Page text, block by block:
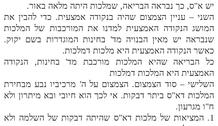
בית שער הכוונות
שידור חי
הזמן סט תע"ס
הזמן סט תלמוד עשר הספירות
ספרים להורדה
מנוע חיפוש בספרים
יש א"ס, כך נבראה הבריאה, שמלכות היתה מלאה באור.
השני – עניין הצמצום שהיה בנקודה אמצעית. כדי להבין את
המושג הנקודה האמצעית למדנו את המורכבות של המלכות
שנבראה יש מאין הבנויה מד' בחינות המוגדרות בשם יקוק.
כאשר הנקודה האמצעית היא מלכות דמלכות.
כל הבריאה שהיא המלכות מורכבת מד' בחינות, הנקודה
האמצעית היא המלכות דמלכות
השלישי – סוד הצמצום. הצמצום על ה' מרכיביו נבע מבחירת
המלכות דא"ס ביתר דבקות. אי לכך הוא חיובי ובא מיתרון ולא
ח"ו מגרעון.
1. המציאות של מלכות דא"ס שהיתה דבקות של השלמה ולא